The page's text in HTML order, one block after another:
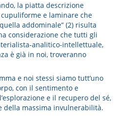
la piatta descrizione
e laminare che
addominale” (2) risulta
considerazione che tutti gli
analitico-intellettuale,
è già in noi, troveranno
e noi stessi siamo tutt’uno
con il sentimento e
e il recupero del sé,
della massima invulnerabilità.